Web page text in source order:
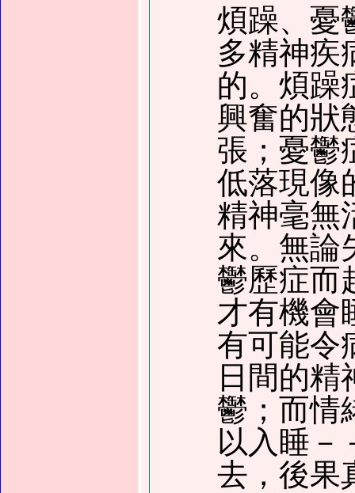
煩躁、憂
多精神疾
的。煩躁
興奮的狀
張；憂鬱
低落現像
精神毫無
來。無論
鬱歷症而
才有機會
有可能令
日間的
鬱；而情
以入睡－
去，後果